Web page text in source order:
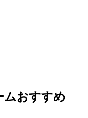
ムおすすめ